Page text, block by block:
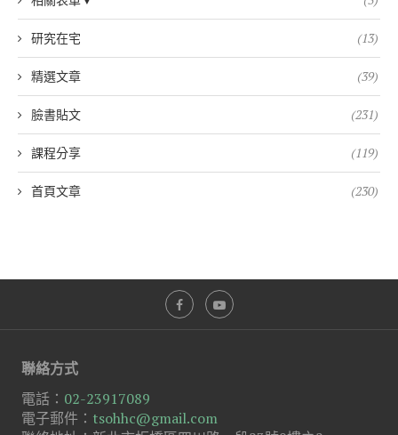
研究在宅 (13)
精選文章 (39)
臉書貼文 (231)
課程分享 (119)
首頁文章 (230)
聯絡方式
電話： 02-23917089
電子郵件： tsohhc@gmail.com